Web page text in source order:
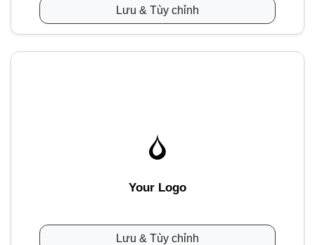
Lưu & Tùy chỉnh
Your Logo
Lưu & Tùy chỉnh